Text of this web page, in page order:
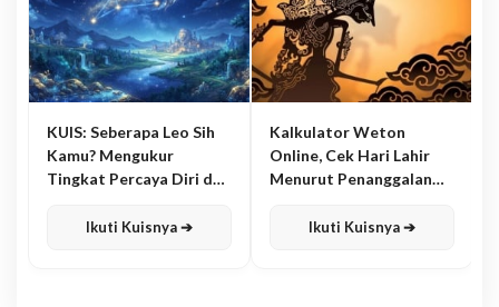
KUIS: Seberapa Leo Sih
Kamu? Mengukur
Tingkat Percaya Diri dan
Ikuti Kuisnya ➔
Kalkulator Weton
Online, Cek Hari Lahir
Menurut Penanggalan
Ikuti Kuisnya ➔